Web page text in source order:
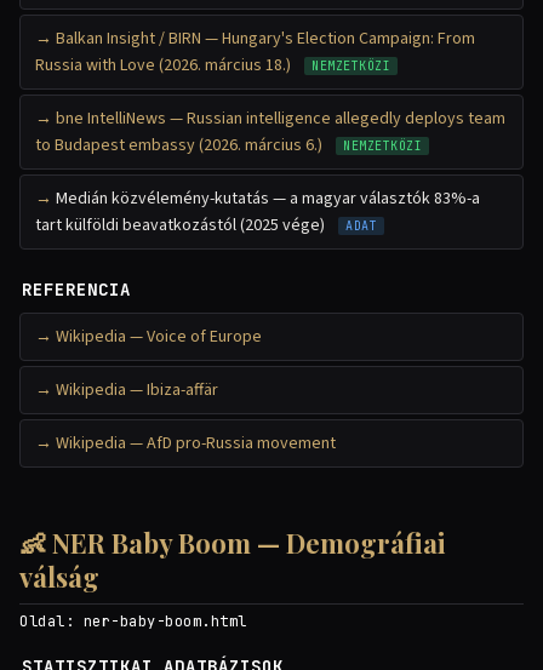
Balkan Insight / BIRN — Hungary's Election Campaign: From
Russia with Love (2026. március 18.)
NEMZETKÖZI
bne IntelliNews — Russian intelligence allegedly deploys team
to Budapest embassy (2026. március 6.)
NEMZETKÖZI
Medián közvélemény-kutatás — a magyar választók 83%-a
tart külföldi beavatkozástól (2025 vége)
ADAT
REFERENCIA
Wikipedia — Voice of Europe
Wikipedia — Ibiza-affär
Wikipedia — AfD pro-Russia movement
👶 NER Baby Boom — Demográfiai
válság
Oldal: ner-baby-boom.html